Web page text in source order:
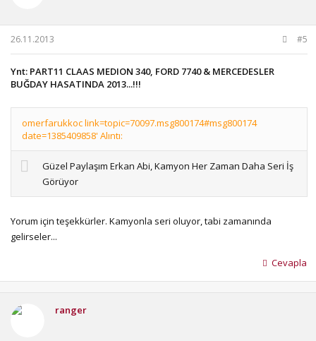
26.11.2013 #5
Ynt: PART11 CLAAS MEDION 340, FORD 7740 & MERCEDESLER
BUĞDAY HASATINDA 2013...!!!
omerfarukkoc link=topic=70097.msg800174#msg800174
date=1385409858' Alıntı:
Güzel Paylaşım Erkan Abi, Kamyon Her Zaman Daha Seri İş
Görüyor
Yorum için teşekkürler. Kamyonla seri oluyor, tabi zamanında
gelirseler...
Cevapla
ranger